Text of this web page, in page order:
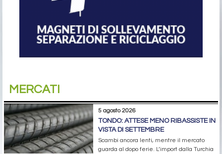
MERCATI
5 agosto 2026
TONDO: ATTESE MENO RIBASSISTE IN
VISTA DI SETTEMBRE
Scambi ancora lenti, mentre il mercato
guarda al dopo ferie. L’import dalla Turchia